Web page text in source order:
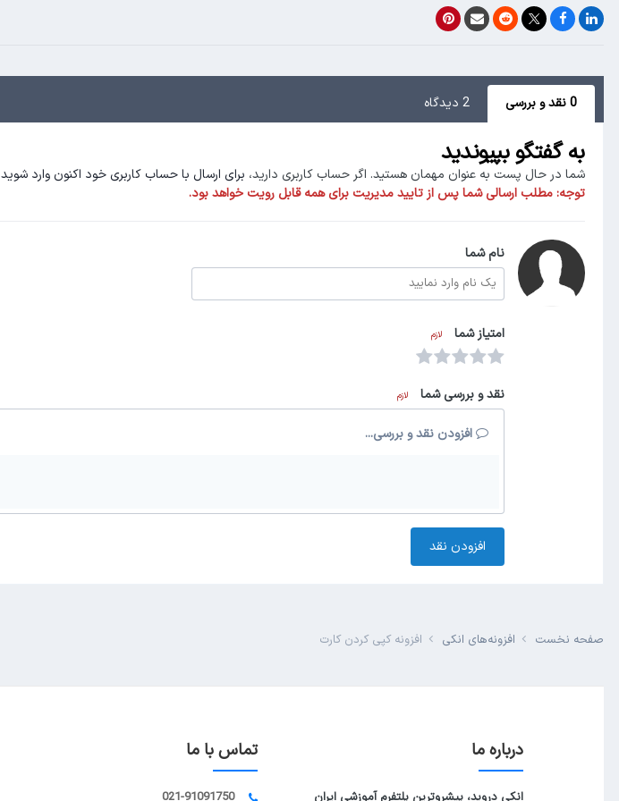
0 نقد و بررسی 2 دیدگاه
به گفتگو بپیوندید
شما در حال پست به عنوان مهمان هستید. اگر حساب کاربری دارید، برای ارسال با حساب کاربری خود اکنون وارد شوید
توجه:مطلب ارسالی شما پس از تایید مدیریت برای همه قابل رویت خواهد بود.
نام شما
امتیاز شما لازم
نقد و بررسی شما لازم
افزودن نقد و بررسی...
افزودن نقد
صفحه نخست افزونه‌های انکی افزونه کپی کردن کارت
درباره ما
انکی دروید، پیشروترین پلتفرم آموزشی ایران
تماس با ما
021-91091750